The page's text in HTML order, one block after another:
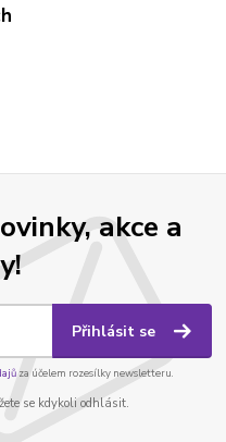
akce a
Přihlásit se
za účelem rozesílky newsletteru.
se kdykoli odhlásit.